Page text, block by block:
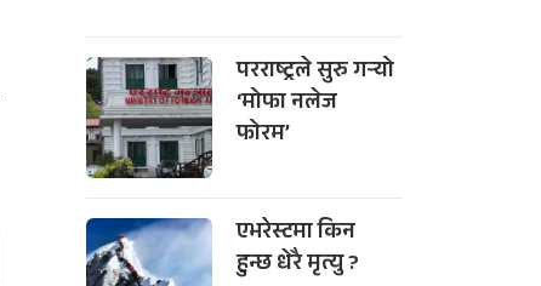
परराष्ट्रले सुरु गर्‍यो
‘मोफा नलेज
फोरम’
एभरेस्टमा किन
हुन्छ धेरै मृत्यु ?